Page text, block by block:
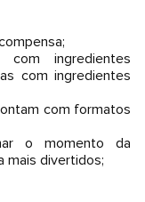
ingredientes
com ingredientes
com formatos
o momento da
mais divertidos;